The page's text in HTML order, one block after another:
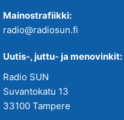
Mainostrafiikki:
radio@radiosun.fi
Uutis-, juttu- ja menovinkit:
Radio SUN
Suvantokatu 13
33100 Tampere